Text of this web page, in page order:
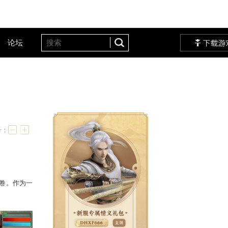
设定站 论坛
解
字号：
鉴系统在三界正式启卷。作为一